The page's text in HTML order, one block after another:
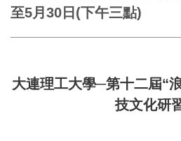
至5月30日(下午三點)
大連理工大學─第十二屆“
技文化研